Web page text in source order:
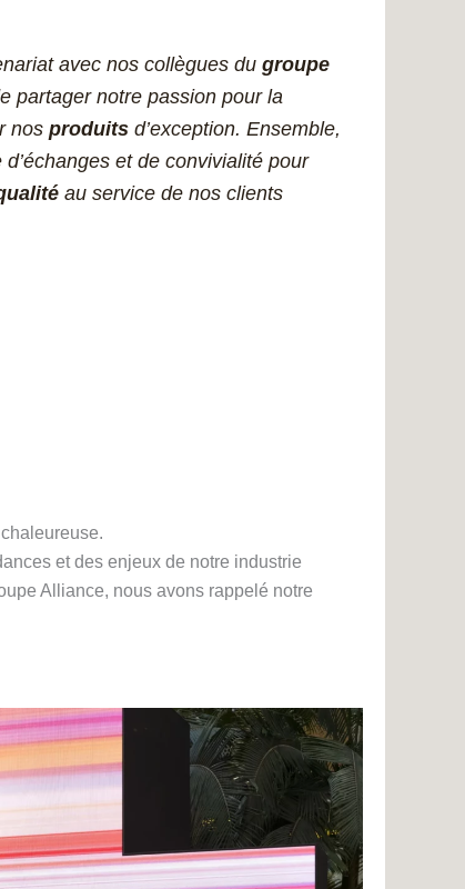
avec nos collègues du groupe
partager notre passion pour la
nos produits d’exception. Ensemble,
et de convivialité pour
au service de nos clients
et des enjeux de notre industrie
Alliance, nous avons rappelé notre